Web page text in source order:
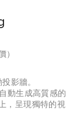
）
影牆。
自動生成高質感的
，呈現獨特的視